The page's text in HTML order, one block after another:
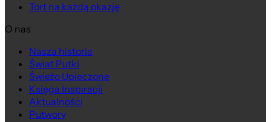
Tort na każdą okazję
O nas
Nasza historia
Świat Putki
Świeżo Upieczone
Księga Inspiracji
Aktualności
Putwory